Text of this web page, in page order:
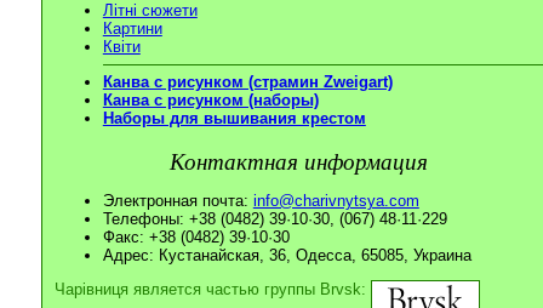
Літні сюжети
Картини
Квіти
Канва с рисунком (страмин Zweigart)
Канва с рисунком (наборы)
Наборы для вышивания крестом
Контактная информация
Электронная почта: info@charivnytsya.com
Телефоны: +38 (0482) 39·10·30, (067) 48·11·229
Факс: +38 (0482) 39·10·30
Адрес: Кустанайская, 36, Одесса, 65085, Украина
Чарівниця является частью группы Brvsk: